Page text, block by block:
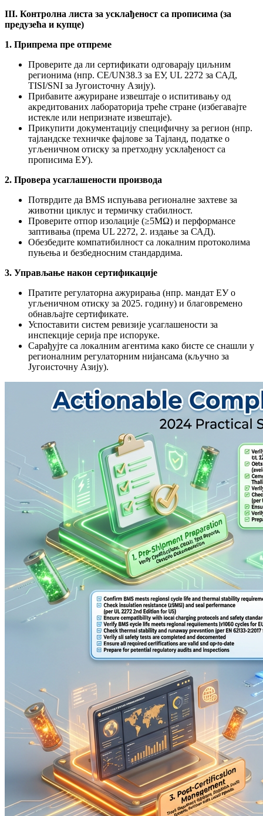
III. Контролна листа за усклађеност са прописима (за
предузећа и купце)
1. Припрема пре отпреме
Проверите да ли сертификати одговарају циљним
регионима (нпр. CE/UN38.3 за ЕУ, UL 2272 за САД,
TISI/SNI за Југоисточну Азију).
Прибавите ажуриране извештаје о испитивању од
акредитованих лабораторија треће стране (избегавајте
истекле или непризнате извештаје).
Прикупити документацију специфичну за регион (нпр.
тајландске техничке фајлове за Тајланд, податке о
угљеничном отиску за претходну усклађеност са
прописима ЕУ).
2. Провера усаглашености производа
Потврдите да BMS испуњава регионалне захтеве за
животни циклус и термичку стабилност.
Проверите отпор изолације (≥5MΩ) и перформансе
заптивања (према UL 2272, 2. издање за САД).
Обезбедите компатибилност са локалним протоколима
пуњења и безбедносним стандардима.
3. Управљање након сертификације
Пратите регулаторна ажурирања (нпр. мандат ЕУ о
угљеничном отиску за 2025. годину) и благовремено
обнављајте сертификате.
Успоставити систем ревизије усаглашености за
инспекције серија пре испоруке.
Сарађујте са локалним агентима како бисте се снашли у
регионалним регулаторним нијансама (кључно за
Југоисточну Азију).